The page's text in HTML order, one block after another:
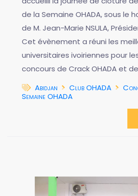
de la Semaine OHADA, sous le
de M. Jean-Marie NSULA,
Cet évènement a réuni les
universitaires ivoiriennes pour
concours de Crack OHADA et
Abidjan
Club OHADA
Semaine OHADA